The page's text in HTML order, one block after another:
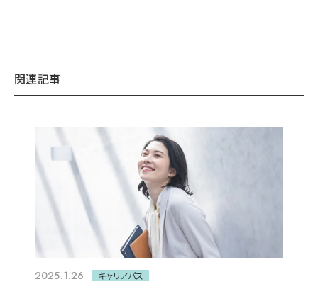
関連記事
2025.1.26 キャリアパス